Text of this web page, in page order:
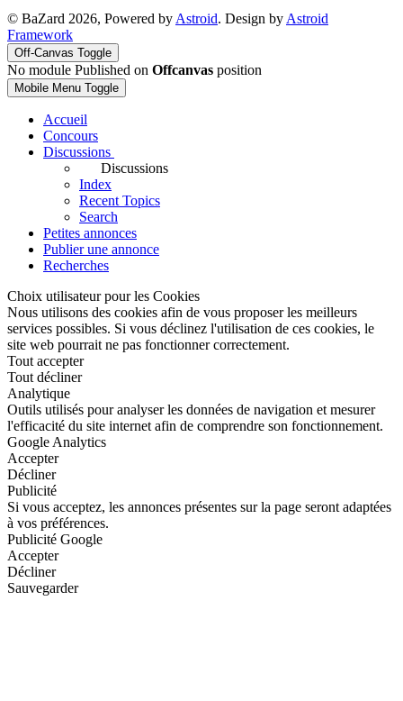
© BaZard 2026, Powered by Astroid. Design by Astroid
Framework
Off-Canvas Toggle
No module Published on Offcanvas position
Mobile Menu Toggle
Accueil
Concours
Discussions
Discussions
Index
Recent Topics
Search
Petites annonces
Publier une annonce
Recherches
Choix utilisateur pour les Cookies
Nous utilisons des cookies afin de vous proposer les meilleurs
services possibles. Si vous déclinez l'utilisation de ces cookies, le
site web pourrait ne pas fonctionner correctement.
Tout accepter
Tout décliner
Analytique
Outils utilisés pour analyser les données de navigation et mesurer
l'efficacité du site internet afin de comprendre son fonctionnement.
Google Analytics
Accepter
Décliner
Publicité
Si vous acceptez, les annonces présentes sur la page seront adaptées
à vos préférences.
Publicité Google
Accepter
Décliner
Sauvegarder